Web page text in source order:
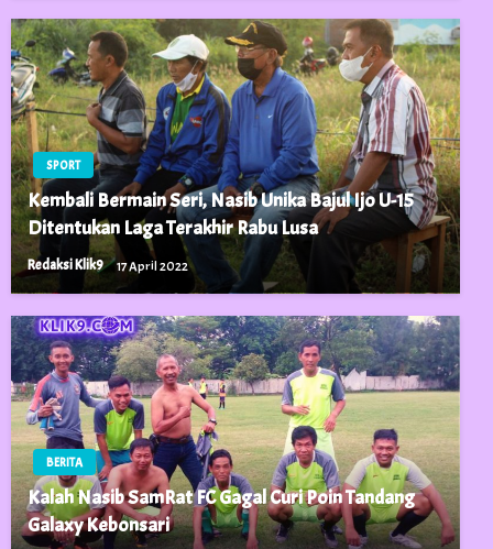
SPORT
Kembali Bermain Seri, Nasib Unika Bajul Ijo U-15
Ditentukan Laga Terakhir Rabu Lusa
Redaksi Klik9 17 April 2022
BERITA
Kalah Nasib SamRat FC Gagal Curi Poin Tandang
Galaxy Kebonsari